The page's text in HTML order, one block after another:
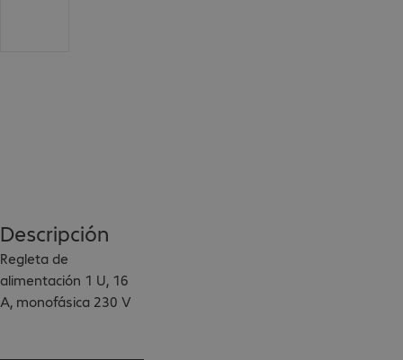
Descripción
Regleta de
alimentación 1 U, 16
A, monofásica 230 V